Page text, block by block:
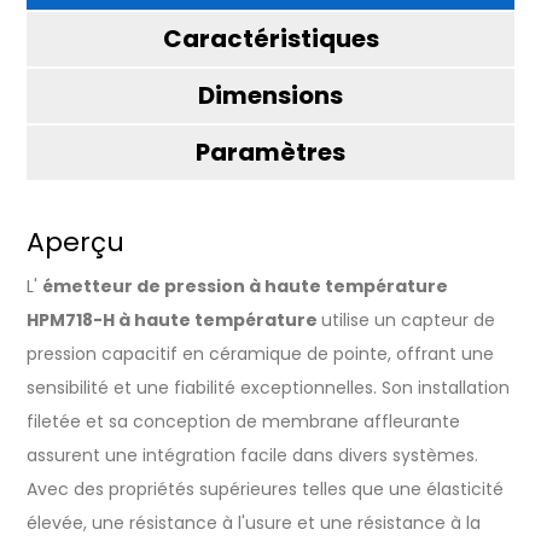
Caractéristiques
Dimensions
Paramètres
Aperçu
L' émetteur de pression à haute température
HPM718-H à haute température utilise un capteur de
pression capacitif en céramique de pointe, offrant une
sensibilité et une fiabilité exceptionnelles. Son installation
filetée et sa conception de membrane affleurante
assurent une intégration facile dans divers systèmes.
Avec des propriétés supérieures telles que une élasticité
élevée, une résistance à l'usure et une résistance à la